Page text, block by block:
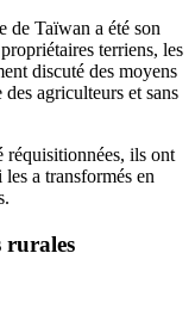
de Taïwan a été son
terriens, les
discuté des moyens
agriculteurs et sans
réquisitionnées, ils ont
a transformés en
rurales